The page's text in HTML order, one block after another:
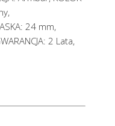
24 mm,
2 Lata,